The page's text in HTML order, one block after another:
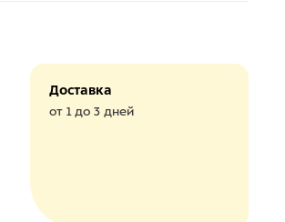
Доставка
от 1 до 3 дней